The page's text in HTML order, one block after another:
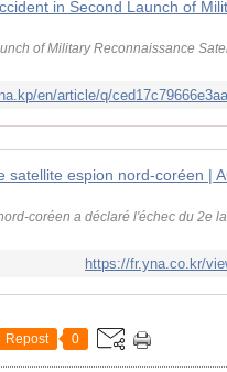
of Military Reconnaissance
en/article/q/
coréen a déclaré l'échec du 2e
https://fr.yna.co.kr/
Repost 0